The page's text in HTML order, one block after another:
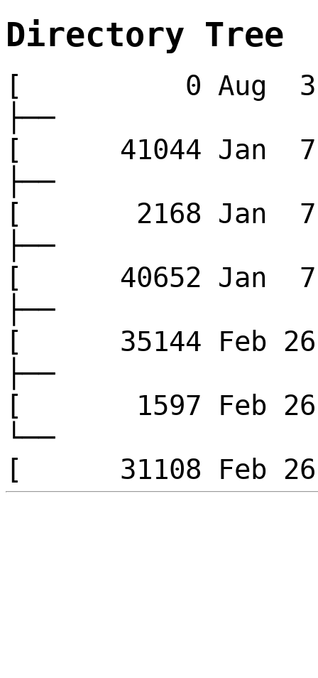
Directory Tree
[ 0 Aug 3
├──
[ 41044 Jan
├──
[ 2168 Jan
├──
[ 40652 Jan
├──
[ 35144 Feb
├──
[ 1597 Feb
└──
[ 31108 Feb